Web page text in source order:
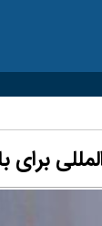
برای